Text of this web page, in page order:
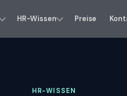
HR-Wissen Preise
HR-WISSEN